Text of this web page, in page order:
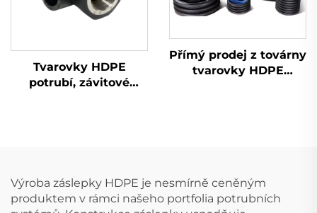
Tvarovky HDPE
potrubí, závitové
Přímý prodej z továrny
tvarovky HDPE
Výroba záslepky HDPE je nesmírně ceněným
produktem v rámci našeho portfolia potrubních